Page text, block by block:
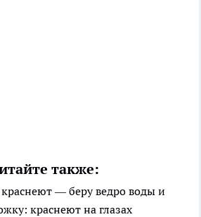
также:
— беру ведро воды и
краснеют на глазах